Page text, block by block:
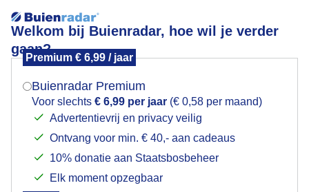
Welkom bij Buienradar, hoe wil je verder
gaan?
Premium € 6,99 / jaar
Buienradar Premium
Voor slechts € 6,99 per jaar (€ 0,58 per maand)
Advertentievrij en privacy veilig
Ontvang voor min. € 40,- aan cadeaus
10% donatie aan Staatsbosbeheer
Elk moment opzegbaar
specht
Een moment geduld aub...
Mogen we je locatie gebruiken voor het
Indien je hier nog geen akkoord op hebt gegeven,
verschijnt er zo een pop-up uit je browser waarin